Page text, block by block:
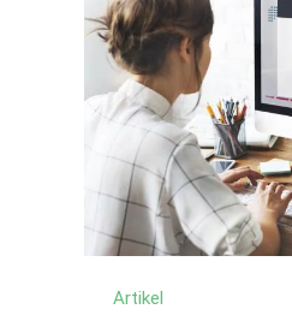
Ini
Contohnya!
Artikel